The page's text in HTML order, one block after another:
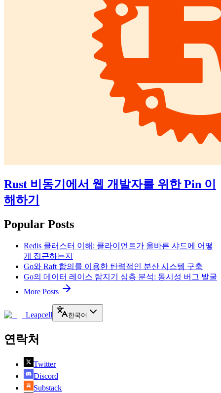
Rust 비동기에서 웹 개발자를 위한 Pin 이
해하기
Popular Posts
Redis 클러스터 이해: 클라이언트가 올바른 샤드에 어떻
게 접근하는지
Go와 Raft 합의를 이용한 탄력적인 분산 시스템 구축
Go의 데이터 레이스 탐지기 심층 분석: 동시성 버그 발굴
More Posts
Leapcell 한국어
연락처
Twitter
Discord
Substack